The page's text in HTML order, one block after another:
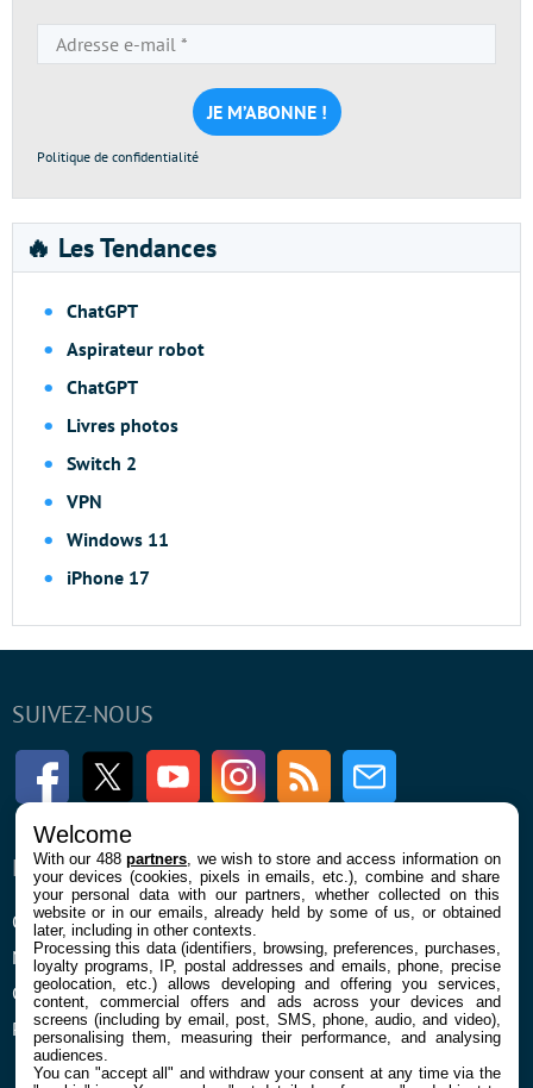
e-
mail
*
Politique de confidentialité
🔥 Les Tendances
ChatGPT
Aspirateur robot
ChatGPT
Livres photos
Switch 2
VPN
Windows 11
iPhone 17
SUIVEZ-NOUS
FacebookTwitter Youtube InstagramRSS Newsletter
ENTREPRISE
Qui sommes nous
Mentions légales et CGU
Confidentialité et Cookies
Préférences cookies
À PROPOS
La rédaction
Contact
Welcome
With our 488partners , we wish to store and access information on
your devices (cookies, pixels in emails, etc.), combine and share
your personal data with our partners, whether collected on this
website or in our emails, already held by some of us, or obtained
later, including in other contexts.
Processing this data (identifiers, browsing, preferences, purchases,
loyalty programs, IP, postal addresses and emails, phone, precise
geolocation, etc.) allows developing and offering you services,
content, commercial offers and ads across your devices and
screens (including by email, post, SMS, phone, audio, and video),
personalising them, measuring their performance, and analysing
audiences.
You can "accept all" and withdraw your consent at any time via the